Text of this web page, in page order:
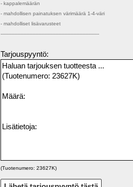
- kappalemäärän
- mahdollisen painatuksen värimäärä 1-4-väri
- mahdolliset lisävarusteet
-----------------------------------------------------------------
Tarjouspyyntö:
(Tuotenumero: 23627K)